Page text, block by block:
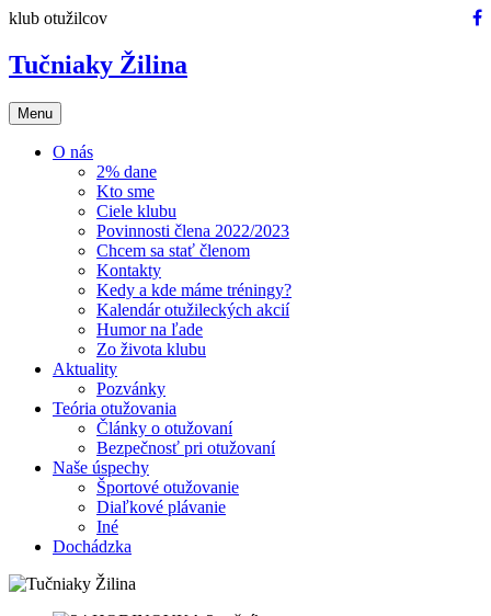
Preskočiť
obsah
klub otužilcov
Tučniaky Žilina
Menu
O nás
2% dane
Kto sme
Ciele klubu
Povinnosti člena 2022/2023
Chcem sa stať členom
Kontakty
Kedy a kde máme tréningy?
Kalendár otužileckých akcií
Humor na ľade
Zo života klubu
Aktuality
Pozvánky
Teória otužovania
Články o otužovaní
Bezpečnosť pri otužovaní
Naše úspechy
Športové otužovanie
Diaľkové plávanie
Iné
Dochádzka